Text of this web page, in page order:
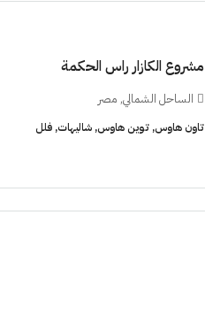
مشروع الكازار راس الحكمة
الساحل الشمالي, مصر
تاون هاوس, توين هاوس, شاليهات, فلل